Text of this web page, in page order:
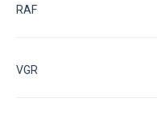
RAF
VGR